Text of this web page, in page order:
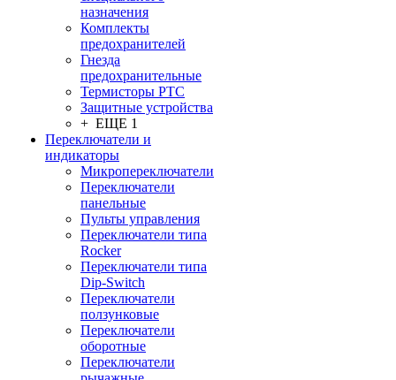
назначения
Комплекты
предохранителей
Гнезда
предохранительные
Термисторы PTC
Защитные устройства
+ ЕЩЕ 1
Переключатели и
индикаторы
Микропереключатели
Переключатели
панельные
Пульты управления
Переключатели типа
Rocker
Переключатели типа
Dip-Switch
Переключатели
ползунковые
Переключатели
оборотные
Переключатели